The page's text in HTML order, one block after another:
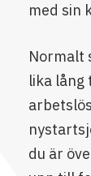
med sin
Normalt
lika lång
du är